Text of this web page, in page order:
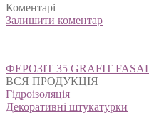
Коментарі
Залишити коментар
Навігація
записів
ФЕРОЗІТ 35 GRAFIT
ВСЯ ПРОДУКЦІЯ
Гідроізоляція
Декоративні штукатурки